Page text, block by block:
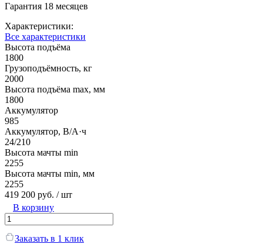
Гарантия 18 месяцев
Характеристики:
Все характеристики
Высота подъёма
1800
Грузоподъёмность, кг
2000
Высота подъёма max, мм
1800
Аккумулятор
985
Аккумулятор, В/А·ч
24/210
Высота мачты min
2255
Высота мачты min, мм
2255
419 200 руб. / шт
В корзину
Заказать в 1 клик